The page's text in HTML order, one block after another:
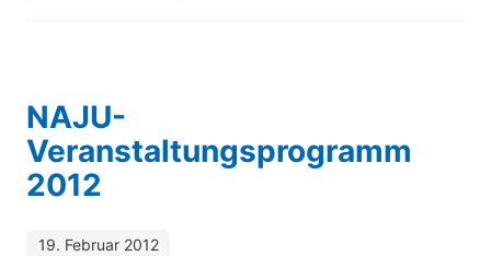
NAJU-
Veranstaltungsprogramm
2012
19. Februar 2012